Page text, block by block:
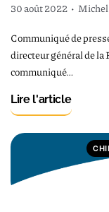
30 août 2022 •
Communiqué de
directeur général de la
communiqué…
Lire l'article